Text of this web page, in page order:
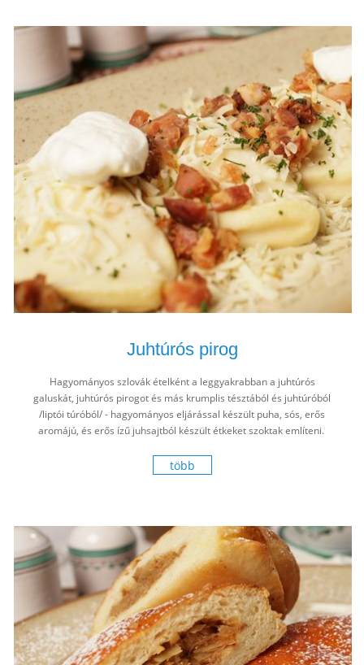
Juhtúrós pirog
Hagyományos szlovák ételként a leggyakrabban a juhtúrós
galuskát, juhtúrós pirogot és más krumplis tésztából és juhtúróból
/liptói túróból/ - hagyományos eljárással készült puha, sós, erős
aromájú, és erős ízű juhsajtból készült étkeket szoktak említeni.
több